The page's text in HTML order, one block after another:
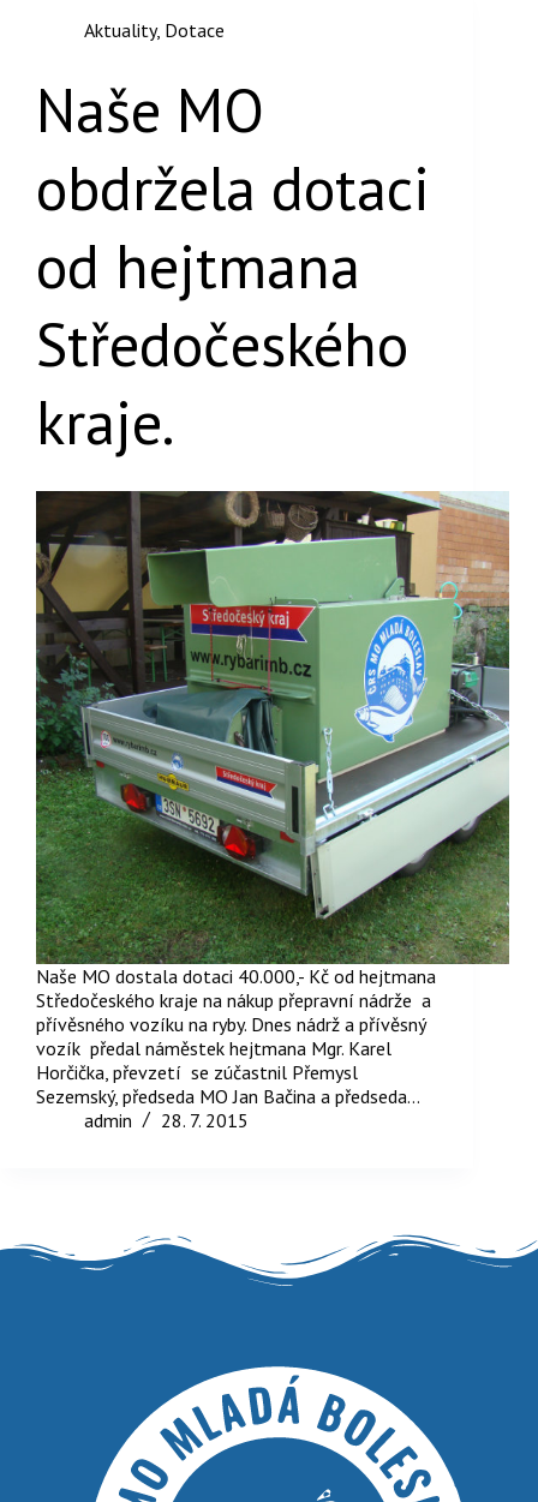
Aktuality, Dotace
Naše MO
obdržela dotaci
od hejtmana
Středočeského
kraje.
Naše MO dostala dotaci 40.000,- Kč od hejtmana
Středočeského kraje na nákup přepravní nádrže a
přívěsného vozíku na ryby. Dnes nádrž a přívěsný
vozík předal náměstek hejtmana Mgr. Karel
Horčička, převzetí se zúčastnil Přemysl
Sezemský, předseda MO Jan Bačina a předseda…
admin
28. 7. 2015